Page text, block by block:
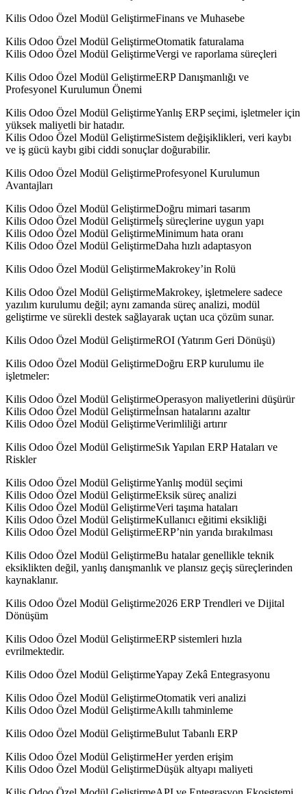
Kilis Odoo Özel Modül GeliştirmeFinans ve Muhasebe
Kilis Odoo Özel Modül GeliştirmeOtomatik faturalama
Kilis Odoo Özel Modül GeliştirmeVergi ve raporlama süreçleri
Kilis Odoo Özel Modül GeliştirmeERP Danışmanlığı ve
Profesyonel Kurulumun Önemi
Kilis Odoo Özel Modül GeliştirmeYanlış ERP seçimi, işletmeler için
yüksek maliyetli bir hatadır.
Kilis Odoo Özel Modül GeliştirmeSistem değişiklikleri, veri kaybı
ve iş gücü kaybı gibi ciddi sonuçlar doğurabilir.
Kilis Odoo Özel Modül GeliştirmeProfesyonel Kurulumun
Avantajları
Kilis Odoo Özel Modül GeliştirmeDoğru mimari tasarım
Kilis Odoo Özel Modül Geliştirmeİş süreçlerine uygun yapı
Kilis Odoo Özel Modül GeliştirmeMinimum hata oranı
Kilis Odoo Özel Modül GeliştirmeDaha hızlı adaptasyon
Kilis Odoo Özel Modül GeliştirmeMakrokey’in Rolü
Kilis Odoo Özel Modül GeliştirmeMakrokey, işletmelere sadece
yazılım kurulumu değil; aynı zamanda süreç analizi, modül
geliştirme ve sürekli destek sağlayarak uçtan uca çözüm sunar.
Kilis Odoo Özel Modül GeliştirmeROI (Yatırım Geri Dönüşü)
Kilis Odoo Özel Modül GeliştirmeDoğru ERP kurulumu ile
işletmeler:
Kilis Odoo Özel Modül GeliştirmeOperasyon maliyetlerini düşürür
Kilis Odoo Özel Modül Geliştirmeİnsan hatalarını azaltır
Kilis Odoo Özel Modül GeliştirmeVerimliliği artırır
Kilis Odoo Özel Modül GeliştirmeSık Yapılan ERP Hataları ve
Riskler
Kilis Odoo Özel Modül GeliştirmeYanlış modül seçimi
Kilis Odoo Özel Modül GeliştirmeEksik süreç analizi
Kilis Odoo Özel Modül GeliştirmeVeri taşıma hataları
Kilis Odoo Özel Modül GeliştirmeKullanıcı eğitimi eksikliği
Kilis Odoo Özel Modül GeliştirmeERP’nin yarıda bırakılması
Kilis Odoo Özel Modül GeliştirmeBu hatalar genellikle teknik
eksiklikten değil, yanlış danışmanlık ve plansız geçiş süreçlerinden
kaynaklanır.
Kilis Odoo Özel Modül Geliştirme2026 ERP Trendleri ve Dijital
Dönüşüm
Kilis Odoo Özel Modül GeliştirmeERP sistemleri hızla
evrilmektedir.
Kilis Odoo Özel Modül GeliştirmeYapay Zekâ Entegrasyonu
Kilis Odoo Özel Modül GeliştirmeOtomatik veri analizi
Kilis Odoo Özel Modül GeliştirmeAkıllı tahminleme
Kilis Odoo Özel Modül GeliştirmeBulut Tabanlı ERP
Kilis Odoo Özel Modül GeliştirmeHer yerden erişim
Kilis Odoo Özel Modül GeliştirmeDüşük altyapı maliyeti